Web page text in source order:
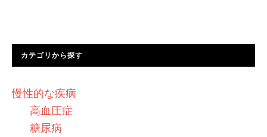
カテゴリから探す
慢性的な疾病
高血圧症
糖尿病